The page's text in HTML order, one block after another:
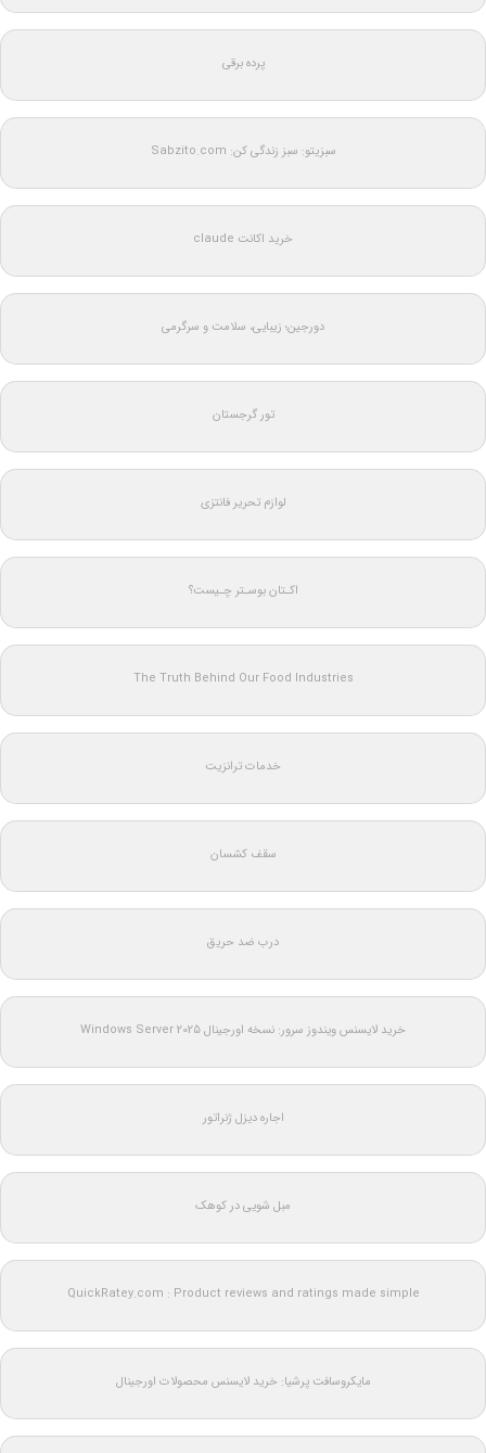
پرده برقی
سبزیتو: سبز زندگی کن: Sabzito.com
خرید اکانت claude
دورجین؛ زیبایی، سلامت و سرگرمی
تور گرجستان
لوازم تحریر فانتزی
اکـتان بوسـتر چـیست؟
The Truth Behind Our Food Industries
خدمات ترانزیت
سقف کشسان
درب ضد حریق
خرید لایسنس ویندوز سرور: نسخه اورجینال Windows Server 2025
اجاره دیزل ژنراتور
مبل شویی در کوهک
QuickRatey.com : Product reviews and ratings made simple
مایکروسافت پرشیا: خرید لایسنس محصولات اورجینال